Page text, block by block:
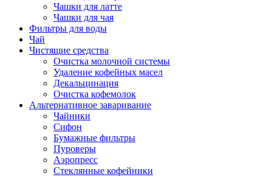
Чашки для латте
Чашки для чая
Фильтры для воды
Чай
Чистящие средства
Очистка молочной системы
Удаление кофейных масел
Декальцинация
Очистка кофемолок
Альтернативное заваривание
Чайники
Сифон
Бумажные фильтры
Пуроверы
Аэропресс
Стеклянные кофейники